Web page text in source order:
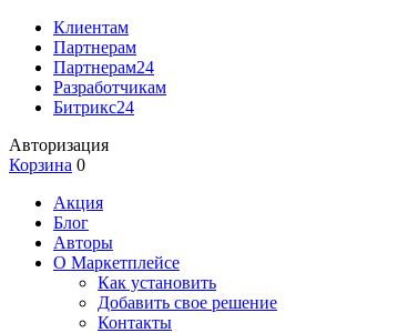
Клиентам
Партнерам
Партнерам24
Разработчикам
Битрикс24
Авторизация
Корзина 0
Акция
Блог
Авторы
О Маркетплейсе
Как установить
Добавить свое решение
Контакты